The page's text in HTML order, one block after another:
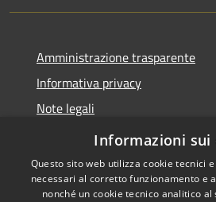
Amministrazione trasparente
Informativa privacy
Note legali
Dichiarazione di accessibilità
Informazioni sui
Questo sito web utilizza cookie tecnici
necessari al corretto funzionamento e
nonché un cookie tecnico analitico